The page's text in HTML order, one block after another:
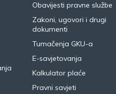
Obavijesti pravne službe
Zakoni, ugovori i drugi
dokumenti
Tumačenja GKU-a
E-savjetovanja
Kalkulator plaće
Pravni savjeti